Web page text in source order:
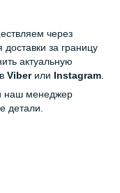
через
доставки за границу
актуальную
Viberили Instagram
наш менеджер
детали.